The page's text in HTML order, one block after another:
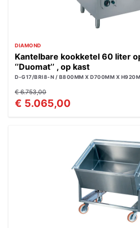
DIAMOND
Kantelbare kookketel 60 liter
‘’Duomat’’ , op kast
D-G17/BRI8-N / B800MM X D700MM X
€ 6.753,00
€ 5.065,00